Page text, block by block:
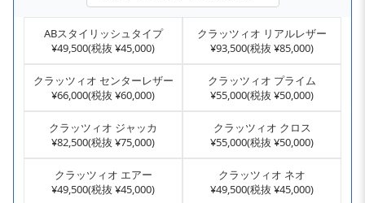
ABスタイリッシュタイプ
¥49,500(税抜 ¥45,000)
クラッツィオ リアルレザー
¥93,500(税抜 ¥85,000)
クラッツィオ センターレザー
¥66,000(税抜 ¥60,000)
クラッツィオ プライム
¥55,000(税抜 ¥50,000)
クラッツィオ ジャッカ
¥82,500(税抜 ¥75,000)
クラッツィオ クロス
¥55,000(税抜 ¥50,000)
クラッツィオ エアー
¥49,500(税抜 ¥45,000)
クラッツィオ ネオ
¥49,500(税抜 ¥45,000)